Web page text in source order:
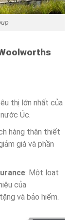
thị lớn nhất của
Úc.
hàng thân thiết
giá và phần
: Một loạt
của
và bảo hiểm.